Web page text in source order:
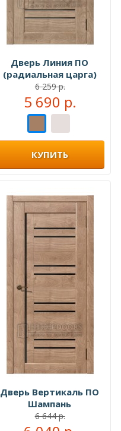
Дверь Линия ПО
(радиальная царга)
стекло чёрный
лакобель Шампань
6 259 р.
5 690 р.
КУПИТЬ
Дверь Вертикаль ПО
Шампань
6 644 р.